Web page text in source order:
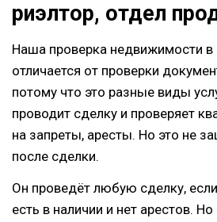
риэлтор, отдел
Наша проверка недвижимости в
отличается от проверки
потому что это разные виды
проводит сделку и проверяет
на запреты, аресты. Но это не
после сделки.
Он проведёт любую сделку,
есть в наличии и нет арестов.